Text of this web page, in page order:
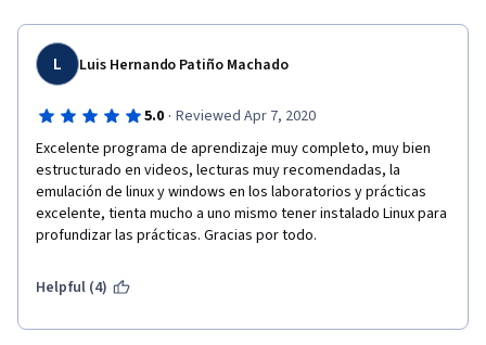
L Luis Hernando Patiño Machado
5.0 · Reviewed Apr 7, 2020
Excelente programa de aprendizaje muy completo, muy bien
estructurado en videos, lecturas muy recomendadas, la
emulación de linux y windows en los laboratorios y prácticas
excelente, tienta mucho a uno mismo tener instalado Linux para
profundizar las prácticas. Gracias por todo.
Helpful (4)